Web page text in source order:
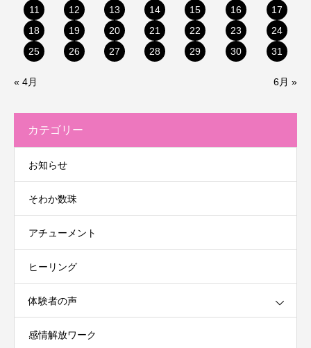
11
12 13 14 15 16
17
18
19 20 21 22 23
24
25
26 27 28 29 30 31
« 4月 6月 »
カテゴリー
お知らせ
そわか数珠
アチューメント
ヒーリング
体験者の声
感情解放ワーク